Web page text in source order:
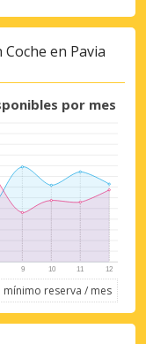
nuestros
en Pavia
por mes
mínimo reserva / mes